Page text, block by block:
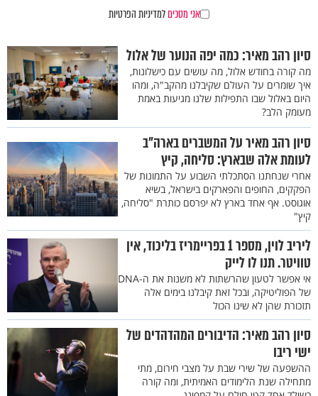
אני מסכיםלמדיניות הפרטיות
סיון רהב מאיר: כמה יפה הנוער של אלול
מה קורה בחודש אלול, מה עושים עם כישלונות,
איך שומרים על העולם שקיבלנו מהקב"ה, ומהו
היום באלול שבו התפילות שלנו מגיעות באמת
מעומק הלב?
סיון רהב מאיר על המשברים בארה"ב
לעומת אלה שבארץ: סליחה, קיץ
אחרי שנחתנו הסתכלתי השבוע על התמונות של
הפקקים, החופים והפארקים בישראל, בשיא
אוגוסט. אף אחד בארץ לא יפרסם כותרת "סליחה,
קיץ"
ליריב לוין, מספר 1 בפריימריז בליכוד, אין
טוויטר. תנו לו לייק
אי אפשר לטעון שהרשתות לא משנות את ה-DNA
של הפוליטיקה, ובכל זאת קיבלנו בימים אלה
תזכורת שהן לא שינו הכול
סיון רהב מאיר: הדיבורים המהדהדים של
ישי ריבו
ההשפעה של שירי שבת על מצבי חירום, מתי
מתחילה שנת הלימודים האמיתית, ומה קורה